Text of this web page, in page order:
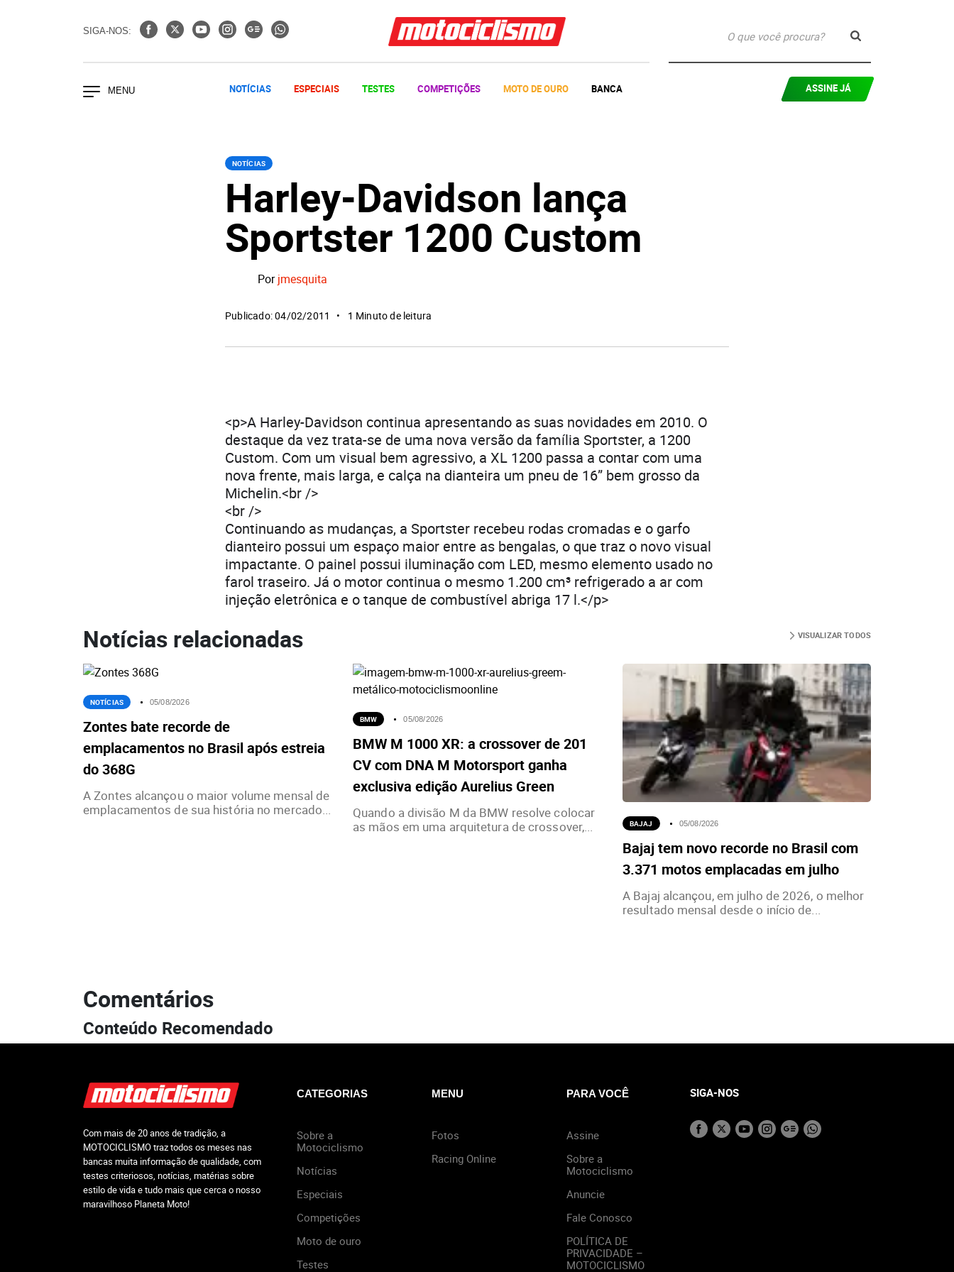
SIGA-NOS:
NOTÍCIAS ESPECIAIS TESTES COMPETIÇÕES MOTO DE OURO BANCA ASSINE JÁ
NOTÍCIAS
Harley-Davidson lança
Sportster 1200 Custom
Porjmesquita
Publicado: 04/02/2011 1 Minuto de leitura
<p>A Harley-Davidson continua apresentando as suas novidades em 2010. O
destaque da vez trata-se de uma nova versão da família Sportster, a 1200
Custom. Com um visual bem agressivo, a XL 1200 passa a contar com uma
nova frente, mais larga, e calça na dianteira um pneu de 16” bem grosso da
Michelin.<br />
<br />
Continuando as mudanças, a Sportster recebeu rodas cromadas e o garfo
dianteiro possui um espaço maior entre as bengalas, o que traz o novo visual
impactante. O painel possui iluminação com LED, mesmo elemento usado no
farol traseiro. Já o motor continua o mesmo 1.200 cm³ refrigerado a ar com
injeção eletrônica e o tanque de combustível abriga 17 l.</p>
Notícias relacionadas VISUALIZAR TODOS
NOTÍCIAS 05/08/2026
Zontes bate recorde de
emplacamentos no Brasil após estreia
do 368G
A Zontes alcançou o maior volume mensal de
emplacamentos de sua história no mercado...
BMW 05/08/2026
BMW M 1000 XR: a crossover de 201
CV com DNA M Motorsport ganha
exclusiva edição Aurelius Green
Quando a divisão M da BMW resolve colocar
as mãos em uma arquitetura de crossover,...
BAJAJ 05/08/2026
Bajaj tem novo recorde no Brasil com
3.371 motos emplacadas em julho
A Bajaj alcançou, em julho de 2026, o melhor
resultado mensal desde o início de...
Comentários
Conteúdo Recomendado
Com mais de 20 anos de tradição, a
MOTOCICLISMO traz todos os meses nas
bancas muita informação de qualidade, com
testes criteriosos, notícias, matérias sobre
estilo de vida e tudo mais que cerca o nosso
maravilhoso Planeta Moto!
CATEGORIAS
Sobre a
Motociclismo
Notícias
Especiais
Competições
Moto de ouro
Testes
MENU
Fotos
Racing Online
PARA VOCÊ
Assine
Sobre a
Motociclismo
Anuncie
Fale Conosco
POLÍTICA DE
PRIVACIDADE –
MOTOCICLISMO
SIGA-NOS